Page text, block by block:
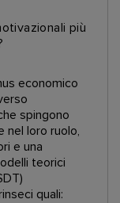
più
economico
spingono
nel loro ruolo,
e una
teorici
quali: